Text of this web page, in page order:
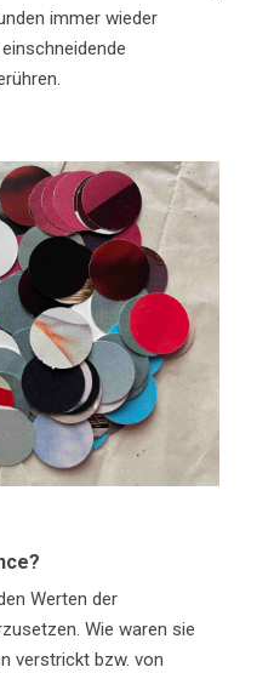
immer wieder
Werten der
Wie waren sie
verstrickt bzw. von